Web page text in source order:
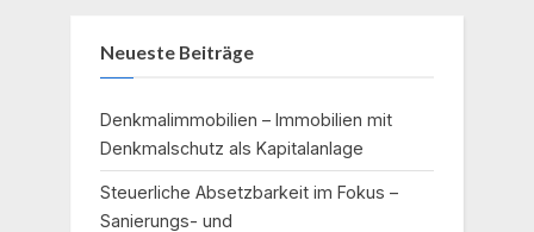
Neueste Beiträge
Denkmalimmobilien – Immobilien mit
Denkmalschutz als Kapitalanlage
Steuerliche Absetzbarkeit im Fokus –
Sanierungs- und